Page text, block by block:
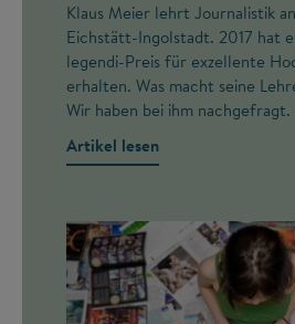
Klaus Meier lehrt Journalistik
Eichstätt-Ingolstadt. 2017 hat
legendi-Preis für exzellente
erhalten. Was macht seine
Wir haben bei ihm nachgefragt.
Artikel lesen